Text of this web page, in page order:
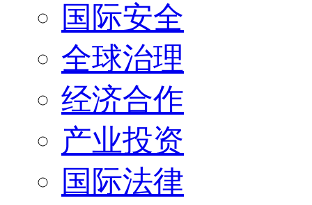
国际安全
全球治理
经济合作
产业投资
国际法律